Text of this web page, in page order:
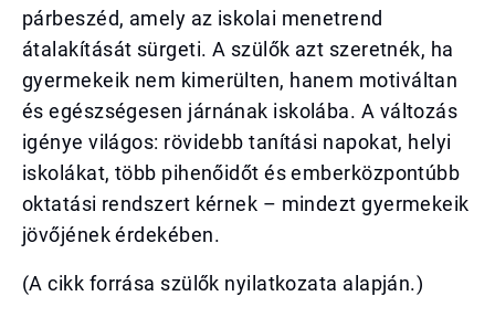
párbeszéd, amely az iskolai menetrend
átalakítását sürgeti. A szülők azt szeretnék, ha
gyermekeik nem kimerülten, hanem motiváltan
és egészségesen járnának iskolába. A változás
igénye világos: rövidebb tanítási napokat, helyi
iskolákat, több pihenőidőt és emberközpontúbb
oktatási rendszert kérnek – mindezt gyermekeik
jövőjének érdekében.
(A cikk forrása szülők nyilatkozata alapján.)